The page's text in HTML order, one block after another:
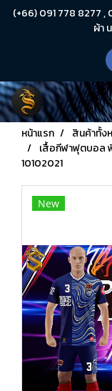
(+66) 091 778 8277 ,
ผ้า
หน้าแรก สินค้าทั้ง
เสื้อกีฬาฟุตบอล พิ
10102021
New